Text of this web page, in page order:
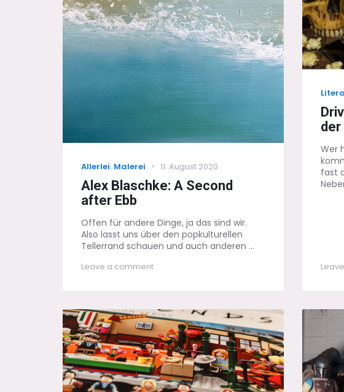
Categories
Allerlei, Malerei
Posted
11. August 2020
Alex Blaschke: A Second
after Ebb
Offen für andere Dinge, ja das sind wir.
Also lasst uns über den popkulturellen
Tellerrand schauen und auch anderen ...
Leave a commenton
Second
after
Ebb
Wer
fast